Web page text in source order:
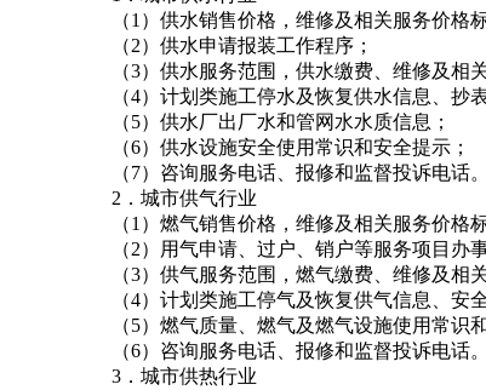
（1）供水销售价格，维修及相关服务价格标
（2）供水申请报装工作程序；
（3）供水服务范围，供水缴费、维修及相关
（4）计划类施工停水及恢复供水信息、抄表
（5）供水厂出厂水和管网水水质信息；
（6）供水设施安全使用常识和安全提示；
（7）咨询服务电话、报修和监督投诉电话。
2．城市供气行业
（1）燃气销售价格，维修及相关服务价格标
（2）用气申请、过户、销户等服务项目办事
（3）供气服务范围，燃气缴费、维修及相关
（4）计划类施工停气及恢复供气信息、安全
（5）燃气质量、燃气及燃气设施使用常识和
（6）咨询服务电话、报修和监督投诉电话。
3．城市供热行业